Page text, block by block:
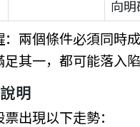
向明
兩個條件必須同時
其一，都可能落入陷
明
出現以下走勢：